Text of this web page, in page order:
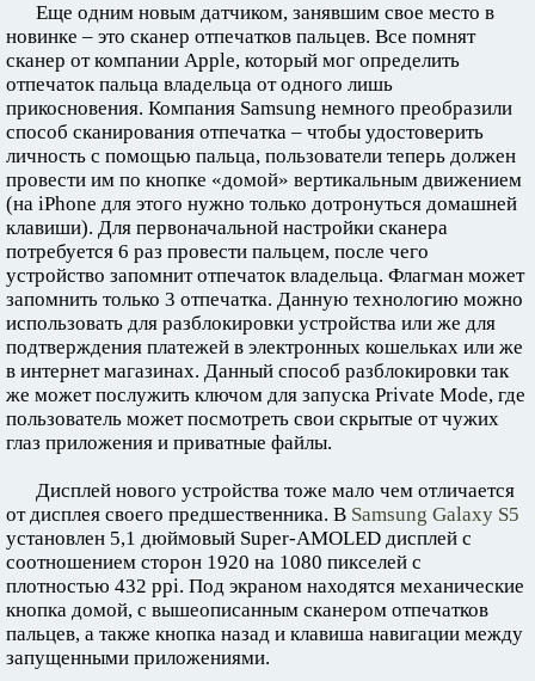
Еще одним новым датчиком, занявшим свое место в
новинке – это сканер отпечатков пальцев. Все помнят
сканер от компании Apple, который мог определить
отпечаток пальца владельца от одного лишь
прикосновения. Компания Samsung немного преобразили
способ сканирования отпечатка – чтобы удостоверить
личность с помощью пальца, пользователи теперь должен
провести им по кнопке «домой» вертикальным движением
(на iPhone для этого нужно только дотронуться домашней
клавиши). Для первоначальной настройки сканера
потребуется 6 раз провести пальцем, после чего
устройство запомнит отпечаток владельца. Флагман может
запомнить только 3 отпечатка. Данную технологию можно
использовать для разблокировки устройства или же для
подтверждения платежей в электронных кошельках или же
в интернет магазинах. Данный способ разблокировки так
же может послужить ключом для запуска Private Mode, где
пользователь может посмотреть свои скрытые от чужих
глаз приложения и приватные файлы.
Дисплей нового устройства тоже мало чем отличается
от дисплея своего предшественника. В Samsung Galaxy S5
установлен 5,1 дюймовый Super-AMOLED дисплей с
соотношением сторон 1920 на 1080 пикселей с
плотностью 432 ppi. Под экраном находятся механические
кнопка домой, с вышеописанным сканером отпечатков
пальцев, а также кнопка назад и клавиша навигации между
запущенными приложениями.